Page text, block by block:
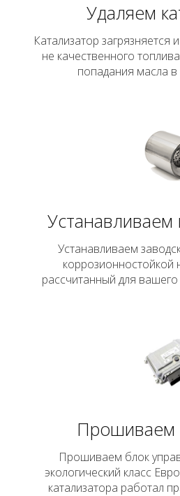
Удаляем
Катализатор загрязняется
не качественного
попадания масла в
Устанавливаем
Устанавливаем
рассчитанный для
Прошиваем
Прошиваем блок
экологический класс
катализатора работал